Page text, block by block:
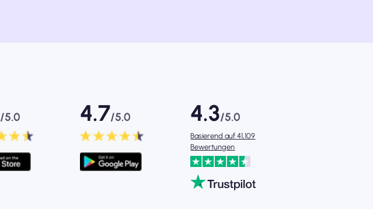
/5.0 4.7/5.0 4.3/5.0
Basierend auf 41,109
Bewertungen